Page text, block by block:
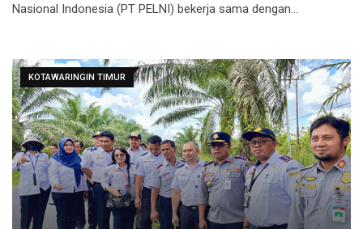
Nasional Indonesia (PT PELNI) bekerja sama dengan…
KOTAWARINGIN TIMUR